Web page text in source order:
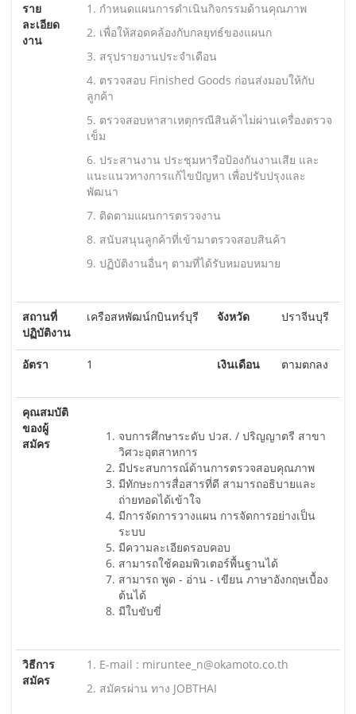
ราย
ละเอียด
งาน
1. กำหนดแผนการดำเนินกิจกรรมด้านคุณภาพ
2. เพื่อให้สอดคล้องกับกลยุทธ์ของแผนก
3. สรุปรายงานประจำเดือน
4. ตรวจสอบ Finished Goods ก่อนส่งมอบให้กับ
ลูกค้า
5. ตรวจสอบหาสาเหตุกรณีสินค้าไม่ผ่านเครื่องตรวจ
เข็ม
6. ประสานงาน ประชุมหารือป้องกันงานเสีย และ
แนะแนวทางการแก้ไขปัญหา เพื่อปรับปรุงและ
พัฒนา
7. ติดตามแผนการตรวจงาน
8. สนับสนุนลูกค้าที่เข้ามาตรวจสอบสินค้า
9. ปฏิบัติงานอื่นๆ ตามที่ได้รับหมอบหมาย
สถานที่
ปฏิบัติงาน
เครือสหพัฒน์กบินทร์บุรี จังหวัด ปราจีนบุรี
อัตรา 1 เงินเดือน ตามตกลง
คุณสมบัติ
ของผู้
สมัคร
จบการศึกษาระดับ ปวส. / ปริญญาตรี สาขา
วิศวะอุตสาหการ
มีประสบการณ์ด้านการตรวจสอบคุณภาพ
มีทักษะการสื่อสารที่ดี สามารถอธิบายและ
ถ่ายทอดได้เข้าใจ
มีการจัดการวางแผน การจัดการอย่างเป็น
ระบบ
มีความละเอียดรอบคอบ
สามารถใช้คอมพิวเตอร์พื้นฐานได้
สามารถ พูด - อ่าน - เขียน ภาษาอังกฤษเบื้อง
ต้นได้
มีใบขับขี่
วิธีการ
สมัคร
1. E-mail : miruntee_n@okamoto.co.th
2. สมัครผ่าน ทาง JOBTHAI